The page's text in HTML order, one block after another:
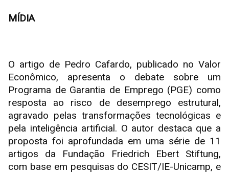
MÍDIA
O artigo de Pedro Cafardo, publicado no Valor
Econômico, apresenta o debate sobre um
Programa de Garantia de Emprego (PGE) como
resposta ao risco de desemprego estrutural,
agravado pelas transformações tecnológicas e
pela inteligência artificial. O autor destaca que a
proposta foi aprofundada em uma série de 11
artigos da Fundação Friedrich Ebert Stiftung,
com base em pesquisas do CESIT/IE-Unicamp, e